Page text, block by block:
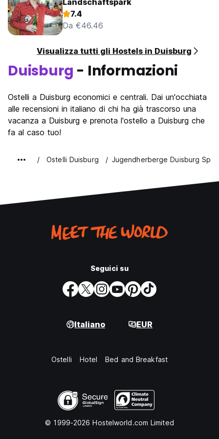
(1x piccolo, 1x grande) per 1,50 EUR. (Auto-translated from
original language)
Landschaftspark
7.4
Da €46.46
Visualizza tutti gli Hostels in Duisburg
Duisburg - Informazioni
Ostelli a Duisburg economici e centrali. Dai un'occhiata
alle recensioni in italiano di chi ha già trascorso una
vacanza a Duisburg e prenota l'ostello a Duisburg che
fa al caso tuo!
Ostelli Duisburg Jugendherberge Duisburg
Seguici su
Italiano EUR
Ostelli Hotel Bed and Breakfast
© 1999-2026 Hostelworld.com Limited